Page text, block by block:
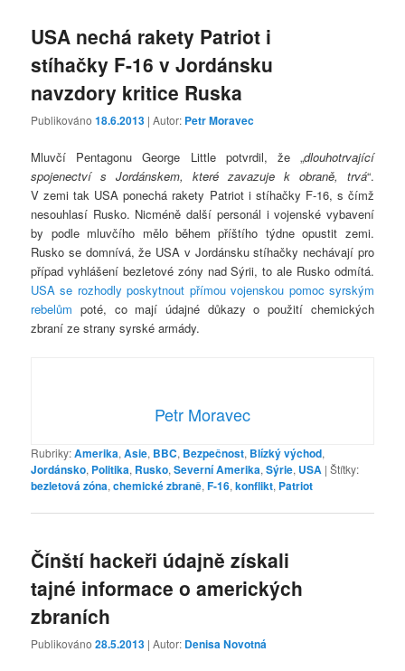
USA nechá rakety Patriot i
stíhačky F-16 v Jordánsku
navzdory kritice Ruska
Publikováno18.6.2013 | Autor: Petr Moravec
Mluvčí Pentagonu George Little potvrdil, že „dlouhotrvající
spojenectví s Jordánskem, které zavazuje k obraně, trvá“.
V zemi tak USA ponechá rakety Patriot i stíhačky F-16, s čímž
nesouhlasí Rusko. Nicméně další personál i vojenské vybavení
by podle mluvčího mělo během příštího týdne opustit zemi.
Rusko se domnívá, že USA v Jordánsku stíhačky nechávají pro
případ vyhlášení bezletové zóny nad Sýrii, to ale Rusko odmítá.
USA se rozhodly poskytnout přímou vojenskou pomoc syrským
rebelům poté, co mají údajné důkazy o použití chemických
zbraní ze strany syrské armády.
Petr Moravec
Rubriky:Amerika,Asie, BBC, Bezpečnost, Blízký východ,
Jordánsko, Politika, Rusko,Severní Amerika,Sýrie, USA |Štítky:
bezletová zóna,chemické zbraně,F-16,konflikt, Patriot
Čínští hackeři údajně získali
tajné informace o amerických
zbraních
Publikováno28.5.2013 | Autor: Denisa Novotná